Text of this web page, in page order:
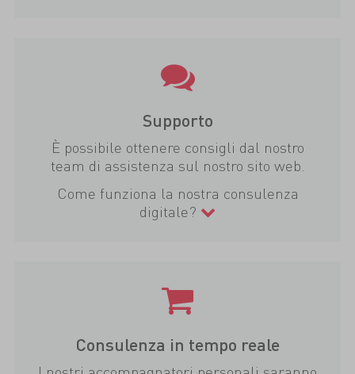
Supporto
È possibile ottenere consigli dal nostro
team di assistenza sul nostro sito web.
Come funziona la nostra consulenza
digitale?
Consulenza in tempo reale